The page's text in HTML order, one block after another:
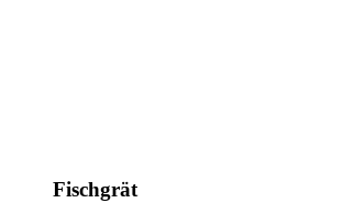
Fischgrät